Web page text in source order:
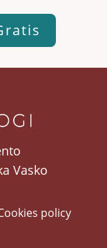
Vasko
policy